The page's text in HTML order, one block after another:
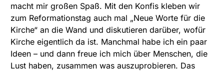
macht mir großen Spaß. Mit den Konfis kleben wir
zum Reformationstag auch mal „Neue Worte für die
Kirche“ an die Wand und diskutieren darüber, wofür
Kirche eigentlich da ist. Manchmal habe ich ein paar
Ideen – und dann freue ich mich über Menschen, die
Lust haben, zusammen was auszuprobieren. Das